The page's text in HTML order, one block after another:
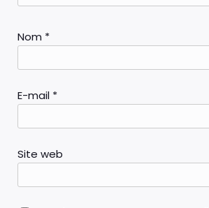
Nom *
E-mail *
Site web